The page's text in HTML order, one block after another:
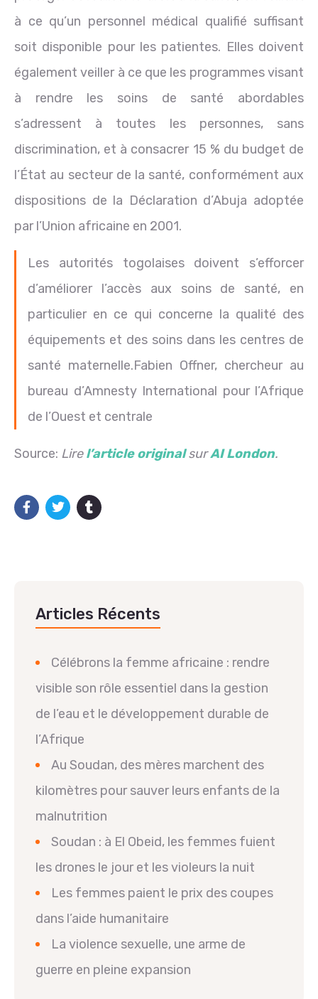
à ce qu’un personnel médical qualifié suffisant
soit disponible pour les patientes. Elles doivent
également veiller à ce que les programmes visant
à rendre les soins de santé abordables
s’adressent à toutes les personnes, sans
discrimination, et à consacrer 15 % du budget de
l’État au secteur de la santé, conformément aux
dispositions de la Déclaration d’Abuja adoptée
par l’Union africaine en 2001.
Les autorités togolaises doivent s’efforcer
d’améliorer l’accès aux soins de santé, en
particulier en ce qui concerne la qualité des
équipements et des soins dans les centres de
santé maternelle.Fabien Offner, chercheur au
bureau d’Amnesty International pour l’Afrique
de l’Ouest et centrale
Source: Lirel’article originalsurAI London.
Articles Récents
Célébrons la femme africaine : rendre
visible son rôle essentiel dans la gestion
de l’eau et le développement durable de
l’Afrique
Au Soudan, des mères marchent des
kilomètres pour sauver leurs enfants de la
malnutrition
Soudan : à El Obeid, les femmes fuient
les drones le jour et les violeurs la nuit
Les femmes paient le prix des coupes
dans l’aide humanitaire
La violence sexuelle, une arme de
guerre en pleine expansion